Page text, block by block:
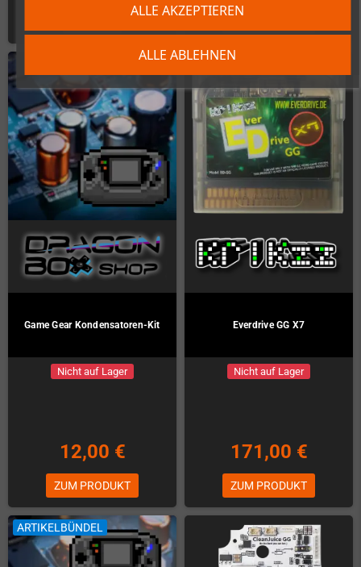
ALLE ABLEHNEN
ALLE AKZEPTIEREN
Game Gear Kondensatoren-Kit
Nicht auf Lager
12,00 €
ZUM PRODUKT
Everdrive GG X7
Nicht auf Lager
171,00 €
ZUM PRODUKT
ARTIKELBÜNDEL